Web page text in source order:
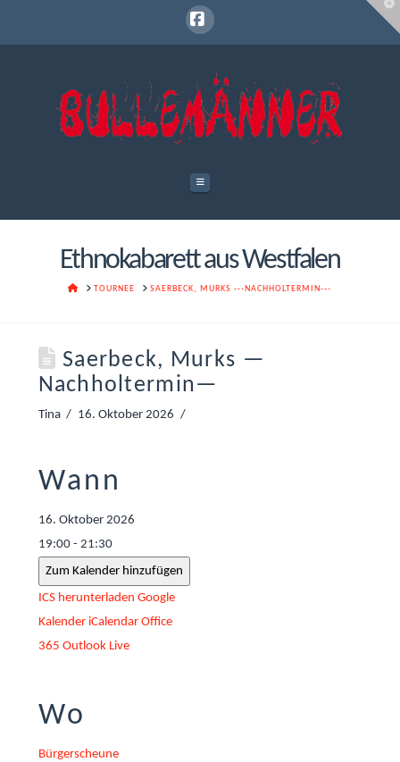
Facebook
Navigation
Ethnokabarett aus Westfalen
HOMETOURNEE SAERBECK, MURKS ---NACHHOLTERMIN---
Saerbeck, Murks —
Nachholtermin—
Tina 16. Oktober 2026
Wann
16. Oktober 2026
19:00 - 21:30
Zum Kalender hinzufügen
ICS herunterladen Google
Kalender iCalendar Office
365 Outlook Live
Wo
Bürgerscheune